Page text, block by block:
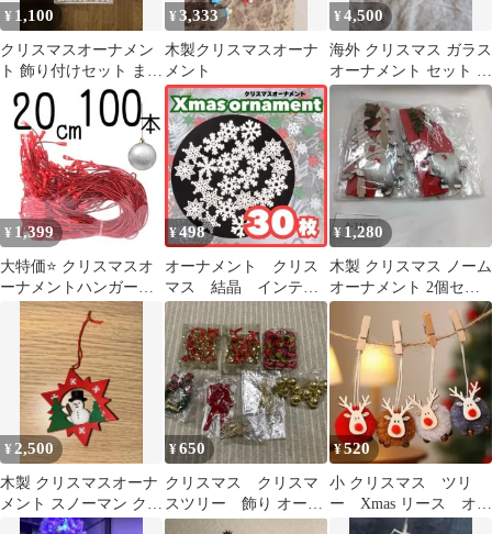
¥ 1,100
クリスマスオーナメン
ト 飾り付けセット まと
め売り
¥3,333
木製クリスマスオーナ
メント
¥4,500
海外 クリスマス ガラス
オーナメント セット ク
リスマスツリー
¥ 1,399
大特価⭐️ クリスマスオ
ーナメントハンガー
ツリー用ロープハンガ
¥498
オーナメント クリス
マス 結晶 インテリ
ア 木製 飾り クリス
マスツリー
¥ 1,280
木製 クリスマス ノーム
オーナメント 2個セッ
ト
¥ 2,500
木製 クリスマスオーナ
メント スノーマン クリ
スマスツリー
¥650
クリスマス クリスマ
スツリー 飾り オーナ
メント 装飾セット
¥520
小 クリスマス ツリ
ー Xmas リース オー
ナメント トナカイ 4